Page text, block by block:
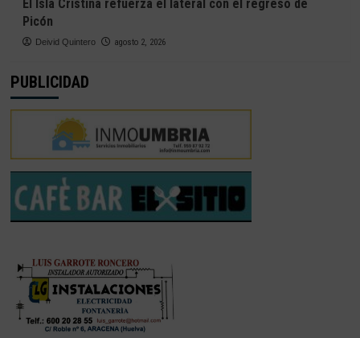
El Isla Cristina refuerza el lateral con el regreso de
Picón
Deivid Quintero agosto 2, 2026
PUBLICIDAD